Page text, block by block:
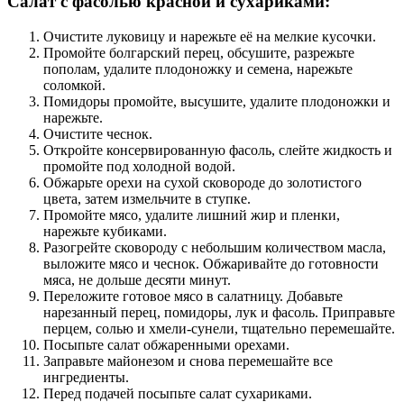
Очистите луковицу и нарежьте её на мелкие кусочки.
Промойте болгарский перец, обсушите, разрежьте
пополам, удалите плодоножку и семена, нарежьте
соломкой.
Помидоры промойте, высушите, удалите плодоножки и
нарежьте.
Очистите чеснок.
Откройте консервированную фасоль, слейте жидкость и
промойте под холодной водой.
Обжарьте орехи на сухой сковороде до золотистого
цвета, затем измельчите в ступке.
Промойте мясо, удалите лишний жир и пленки,
нарежьте кубиками.
Разогрейте сковороду с небольшим количеством масла,
выложите мясо и чеснок. Обжаривайте до готовности
мяса, не дольше десяти минут.
Переложите готовое мясо в салатницу. Добавьте
нарезанный перец, помидоры, лук и фасоль. Приправьте
перцем, солью и хмели-сунели, тщательно перемешайте.
Посыпьте салат обжаренными орехами.
Заправьте майонезом и снова перемешайте все
ингредиенты.
Перед подачей посыпьте салат сухариками.